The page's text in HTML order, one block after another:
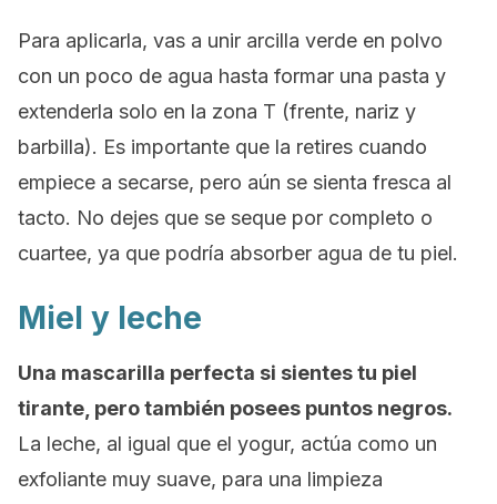
Para aplicarla, vas a unir arcilla verde en polvo
con un poco de agua hasta formar una pasta y
extenderla solo en la zona T (frente, nariz y
barbilla). Es importante que la retires cuando
empiece a secarse, pero aún se sienta fresca al
tacto. No dejes que se seque por completo o
cuartee, ya que podría absorber agua de tu piel.
Miel y leche
Una mascarilla perfecta si sientes tu piel
tirante, pero también posees puntos negros.
La leche, al igual que el yogur, actúa como un
exfoliante muy suave, para una limpieza